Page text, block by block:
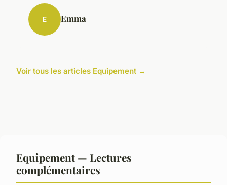
E Emma
Voir tous les articles Equipement →
Equipement — Lectures
complémentaires